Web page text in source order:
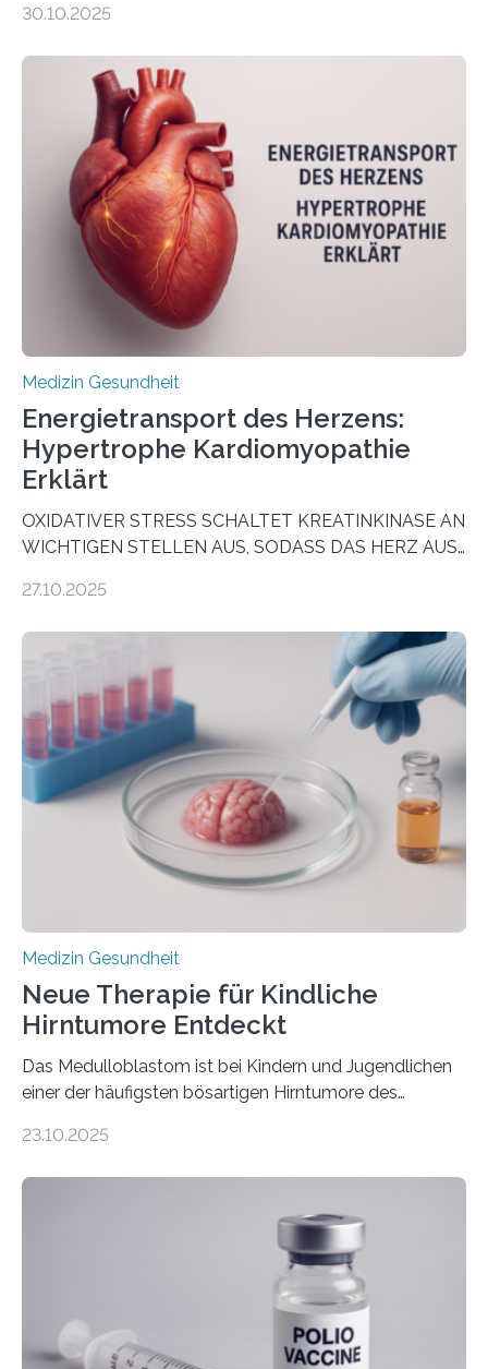
behandelt werden kann. In ihrer aktuellen Studie,
Oncology, zeigen die Forschenden, dass Mini-Tumore
aus Gewebe von Patientinnen und Patienten –
sogenannte Organoide – genutzt werden können, um
vorab zu prüfen, welche Medikamente am besten
wirken. Dabei wurde ein Eiweiß identifiziert, das künftig
als Biomarker für die Wahl der passenden Therapie
dienen könnte. Darmkrebs zählt weltweit zu den
häufigsten Krebsarten und stellt…
30.10.2025
Medizin Gesundheit
Energietransport des Herzens:
Hypertrophe Kardiomyopathie
Erklärt
OXIDATIVER STRESS SCHALTET KREATINKINASE AN
WICHTIGEN STELLEN AUS, SODASS DAS HERZ AUS
aus dem Deutschen Zentrum für Herzinsuffizienz
im Journal Circulation, warum der Energietransport bei
der Hypertrophen Kardiomyopathie (HCM) versagen
kann und wie sich durch eine Verringerung der
Herzbelastung und des oxidativen Stresses
Rhythmusstörungen reduzieren lassen. Würzburg. Die
hypertrophe Kardiomyopathie (HCM) ist die häufigste
erblich bedingte Herzerkrankung. Sie führt dazu, dass
sich die linke Herzkammer verdickt, der Herzmuskel zu
stark kontrahiert…
27.10.2025
Medizin Gesundheit
Neue Therapie für Kindliche
Hirntumore Entdeckt
Das Medulloblastom ist bei Kindern und Jugendlichen
einer der häufigsten bösartigen Hirntumore des
Betroffenen können mit heutigen Methoden geheilt
Dringend benötigt werden zielgerichtete Therapien, die
nur Tumorschwachstellen angreifen und normales
Gewebe verschonen. Forschende um Daniel Merk vom
Hertie-Institut für klinische Hirnforschung am
Universitätsklinikum Tübingen haben eine solche
Schwachstelle im Erbgut einer Untergruppe des
23.10.2025